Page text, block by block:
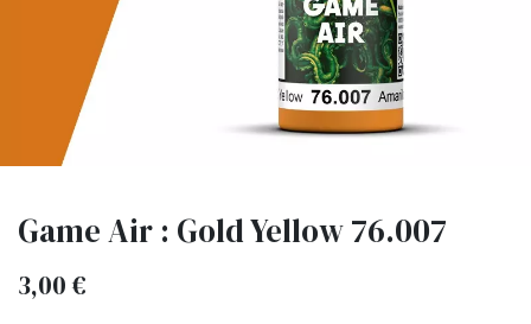
Game Air : Gold Yellow 76.007
3,00 €